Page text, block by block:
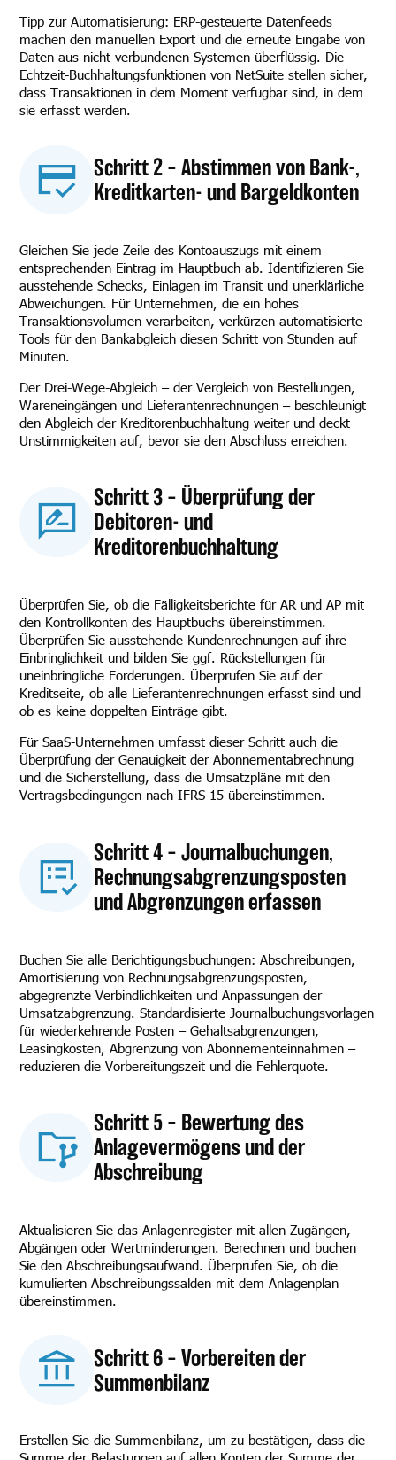
Tipp zur Automatisierung: ERP-gesteuerte Datenfeeds
machen den manuellen Export und die erneute Eingabe von
Daten aus nicht verbundenen Systemen überflüssig. Die
Echtzeit-Buchhaltungsfunktionen von NetSuite stellen sicher,
dass Transaktionen in dem Moment verfügbar sind, in dem
sie erfasst werden.
Schritt 2 – Abstimmen von Bank-,
Kreditkarten- und Bargeldkonten
Gleichen Sie jede Zeile des Kontoauszugs mit einem
entsprechenden Eintrag im Hauptbuch ab. Identifizieren Sie
ausstehende Schecks, Einlagen im Transit und unerklärliche
Abweichungen. Für Unternehmen, die ein hohes
Transaktionsvolumen verarbeiten, verkürzen automatisierte
Tools für den Bankabgleich diesen Schritt von Stunden auf
Minuten.
Der Drei-Wege-Abgleich – der Vergleich von Bestellungen,
Wareneingängen und Lieferantenrechnungen – beschleunigt
den Abgleich der Kreditorenbuchhaltung weiter und deckt
Unstimmigkeiten auf, bevor sie den Abschluss erreichen.
Schritt 3 – Überprüfung der
Debitoren- und
Kreditorenbuchhaltung
Überprüfen Sie, ob die Fälligkeitsberichte für AR und AP mit
den Kontrollkonten des Hauptbuchs übereinstimmen.
Überprüfen Sie ausstehende Kundenrechnungen auf ihre
Einbringlichkeit und bilden Sie ggf. Rückstellungen für
uneinbringliche Forderungen. Überprüfen Sie auf der
Kreditseite, ob alle Lieferantenrechnungen erfasst sind und
ob es keine doppelten Einträge gibt.
Für SaaS-Unternehmen umfasst dieser Schritt auch die
Überprüfung der Genauigkeit der Abonnementabrechnung
und die Sicherstellung, dass die Umsatzpläne mit den
Vertragsbedingungen nach IFRS 15 übereinstimmen.
Schritt 4 – Journalbuchungen,
Rechnungsabgrenzungsposten
und Abgrenzungen erfassen
Buchen Sie alle Berichtigungsbuchungen: Abschreibungen,
Amortisierung von Rechnungsabgrenzungsposten,
abgegrenzte Verbindlichkeiten und Anpassungen der
Umsatzabgrenzung. Standardisierte Journalbuchungsvorlagen
für wiederkehrende Posten – Gehaltsabgrenzungen,
Leasingkosten, Abgrenzung von Abonnementeinnahmen –
reduzieren die Vorbereitungszeit und die Fehlerquote.
Schritt 5 – Bewertung des
Anlagevermögens und der
Abschreibung
Aktualisieren Sie das Anlagenregister mit allen Zugängen,
Abgängen oder Wertminderungen. Berechnen und buchen
Sie den Abschreibungsaufwand. Überprüfen Sie, ob die
kumulierten Abschreibungssalden mit dem Anlagenplan
übereinstimmen.
Schritt 6 – Vorbereiten der
Summenbilanz
Erstellen Sie die Summenbilanz, um zu bestätigen, dass die